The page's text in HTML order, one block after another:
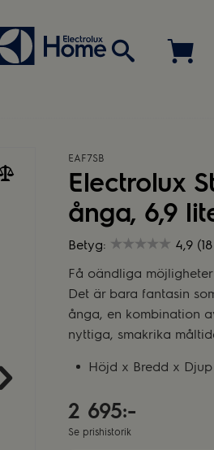
EAF7SB
Electrolux
ånga, 6,9
Betyg:
4,9
Få oändliga
Det är bara fantasin
ånga, en kombination
nyttiga, smakrika
Höjd x Bredd x
2 695:-
Se prishistorik